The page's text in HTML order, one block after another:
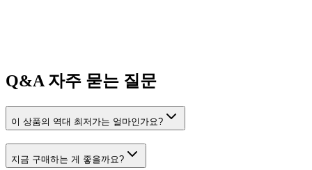
Q&A자주 묻는 질문
이 상품의 역대 최저가는 얼마인가요?
지금 구매하는 게 좋을까요?